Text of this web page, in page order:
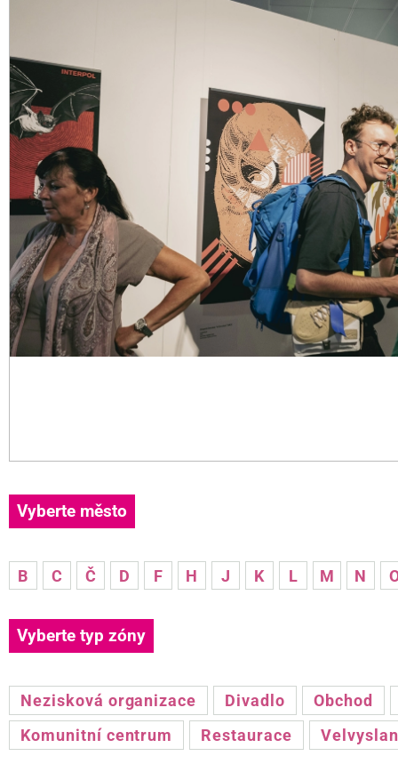
Vyberte město
B C Č D F H J K L M N
Vyberte typ zóny
Nezisková organizace Divadlo
Obchod
Komunitní centrum
Restaurace